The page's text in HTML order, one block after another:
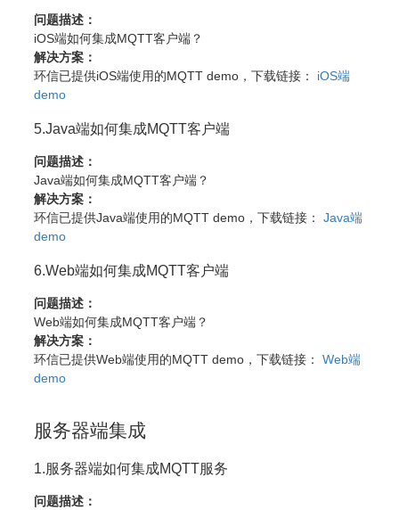
问题描述：
iOS端如何集成MQTT客户端？
解决方案：
环信已提供iOS端使用的MQTT demo，下载链接： iOS端
demo
5.Java端如何集成MQTT客户端
问题描述：
Java端如何集成MQTT客户端？
解决方案：
环信已提供Java端使用的MQTT demo，下载链接： Java端
demo
6.Web端如何集成MQTT客户端
问题描述：
Web端如何集成MQTT客户端？
解决方案：
环信已提供Web端使用的MQTT demo，下载链接： Web端
demo
服务器端集成
1.服务器端如何集成MQTT服务
问题描述：